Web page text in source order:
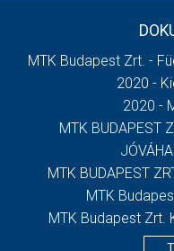
MTK Budapest Zrt. -
2020 -
2020 -
MTK BUDAPEST
MTK BUDAPEST
MTK
MTK Budapest Zrt.